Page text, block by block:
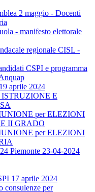
2 maggio - Docenti
- manifesto elettorale
regionale CISL -
CSPI e programma
aprile 2024
ISTRUZIONE E
per ELEZIONI
II GRADO
per ELEZIONI
Piemonte 23-04-2024
17 aprile 2024
consulenze per